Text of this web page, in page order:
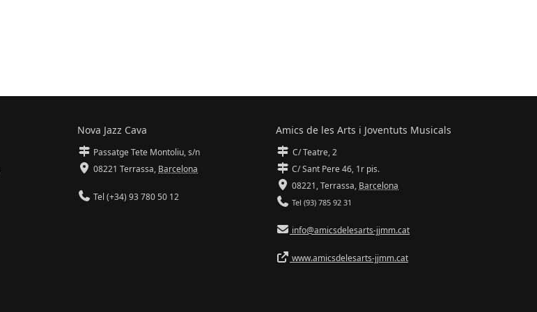
Nova Jazz Cava
Passatge Tete Montoliu, s/n
08221 Terrassa, Barcelona
Tel (+34) 93 780 50 12
Amics de les Arts i Joventuts Musicals
C/ Teatre, 2
C/ Sant Pere 46, 1r pis.
08221,Terrassa, Barcelona
Tel (93) 785 92 31
info@amicsdelesarts-jjmm.cat
www.amicsdelesarts-jjmm.cat